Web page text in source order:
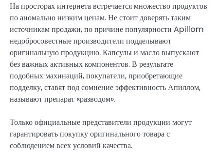
На просторах интернета встречается множество продуктов
по аномально низким ценам. Не стоит доверять таким
источникам продажи, по причине популярности Apillom
недобросовестные производители подделывают
оригинальную продукцию. Капсулы и масло выпускают
без важных активных компонентов. В результате
подобных махинаций, покупатели, приобретающие
подделку, ставят под сомнение эффективность Апиллом,
называют препарат «разводом».
Только официальные представители продукции могут
гарантировать покупку оригинального товара с
соблюдением всех условий качества.